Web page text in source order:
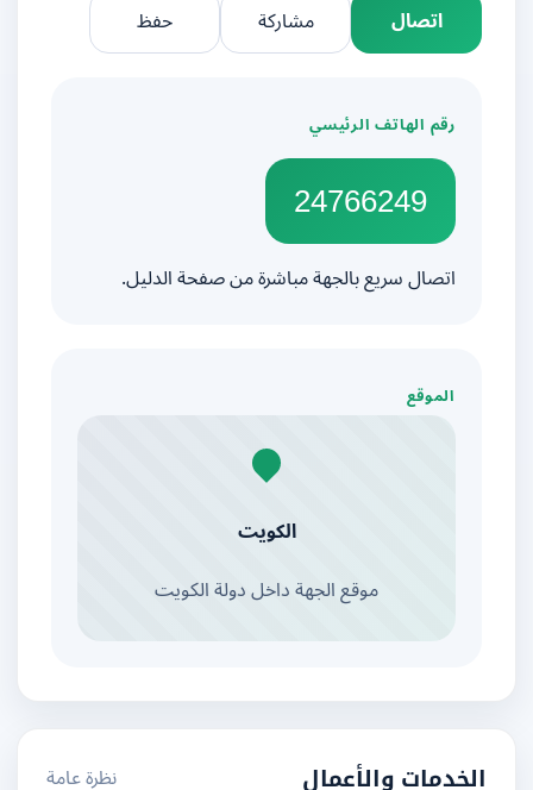
اتصال
مشاركة
رقم الهاتف الرئيسي
24766249
اتصال سريع بالجهة مباشرة من صفحة الدليل.
الموقع
الكويت
موقع الجهة داخل دولة الكويت
الخدمات والأعمال نظرة عامة